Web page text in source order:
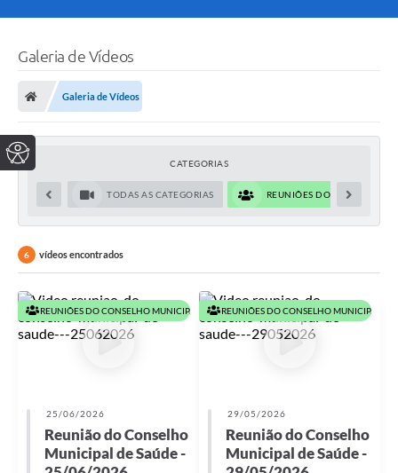
Galeria de Vídeos
Galeria de Vídeos
CATEGORIAS
TODAS AS CATEGORIAS REUNIÕES DO CONSELHO
6 vídeos encontrados
REUNIÕES DO CONSELHO MUNICIPAL DE SAÚDE EM 2026
25/06/2026
Reunião do Conselho
Municipal de Saúde -
REUNIÕES DO CONSELHO MUNICIPAL
29/05/2026
Reunião do Conselho
Municipal de Saúde -